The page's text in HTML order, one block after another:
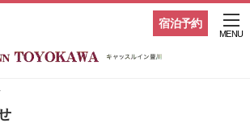
宿泊予約
MENU